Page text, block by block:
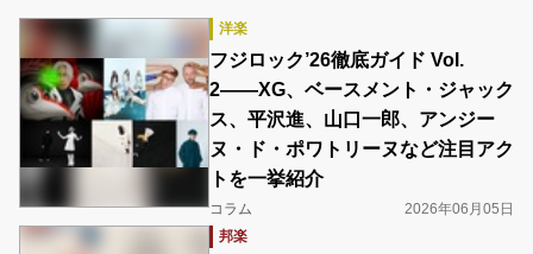
洋楽
フジロック’26徹底ガイド Vol.
2――XG、ベースメント・ジャック
ス、平沢進、山口一郎、アンジー
ヌ・ド・ポワトリーヌなど注目アク
トを一挙紹介
コラム
2026年06月05日
邦楽